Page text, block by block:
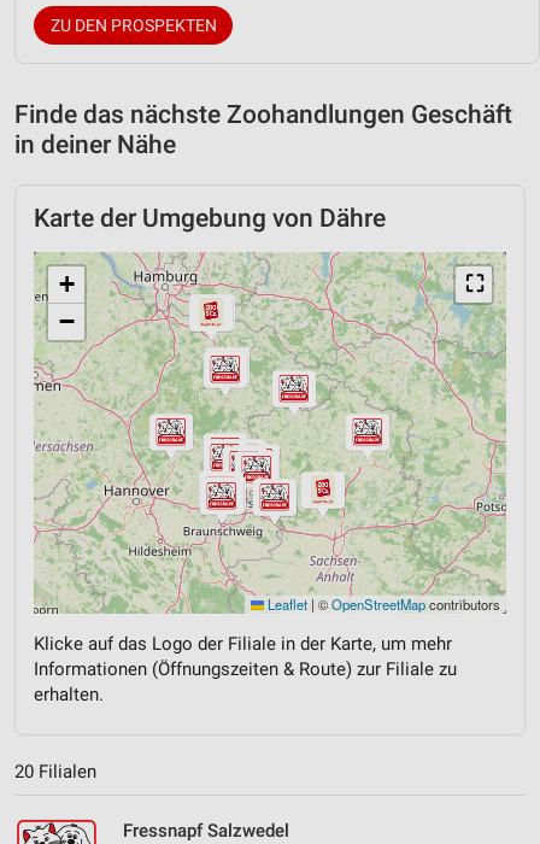
ZU DEN PROSPEKTEN
Finde das nächste Zoohandlungen Geschäft
in deiner Nähe
Karte der Umgebung von Dähre
⛶
+
−
Leaflet |©OpenStreetMapcontributors
Klicke auf das Logo der Filiale in der Karte, um mehr
Informationen (Öffnungszeiten & Route) zur Filiale zu
erhalten.
20 Filialen
Fressnapf Salzwedel